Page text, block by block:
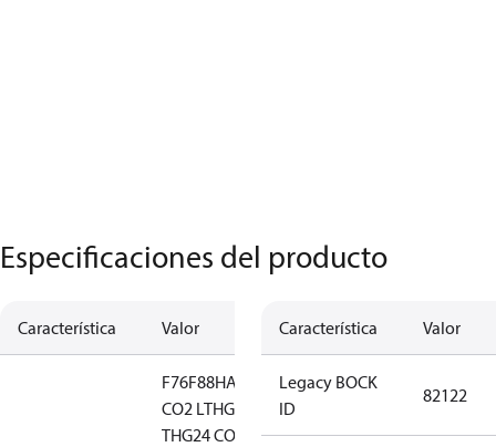
Especificaciones del producto
Característica Valor
F76F88HA44
HG12
CO2 LTHG12 CO2
THG24 CO2
Característica Valor
Legacy BOCK
ID
82122